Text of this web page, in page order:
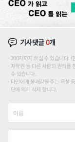
기사댓글0개
200자까지 쓰실 수 있습니다.
저작권 등 다른 사람의 권리를
수 있습니다.
타인에게 불쾌감을 주는 욕설
단에 의해 삭제 합니다.